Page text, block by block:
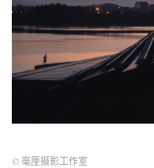
© 毫厘摄影工作室